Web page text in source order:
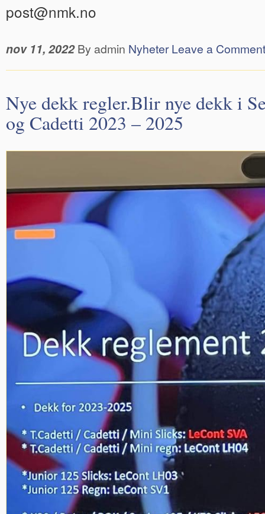
post@nmk.no
nov 11, 2022 By admin Nyheter Leave a Comment
Nye dekk regler.Blir nye dekk i
og Cadetti 2023 – 2025